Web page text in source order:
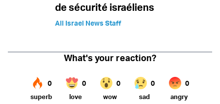
de sécurité israéliens
All Israel News Staff